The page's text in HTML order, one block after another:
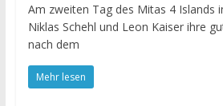
Am zweiten Tag des Mitas 4 Islands
Niklas Schehl und Leon Kaiser ihre
nach dem
Mehr lesen